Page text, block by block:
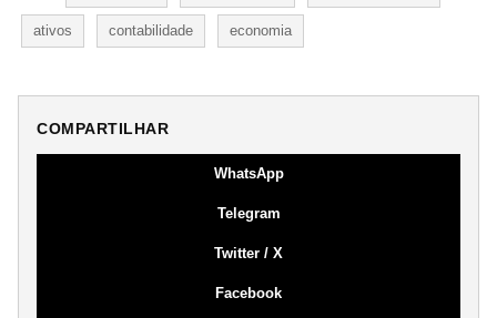
ativos contabilidade economia
COMPARTILHAR
WhatsApp
Telegram
Twitter / X
Facebook